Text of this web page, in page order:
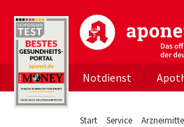
aponet.de - Das
Notdienst
Start Service